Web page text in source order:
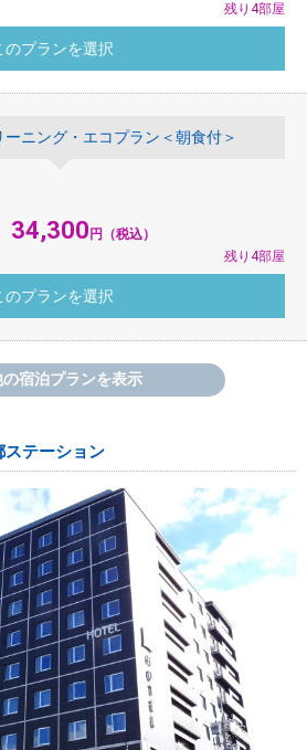
残り4部屋
ーニング・エコプラン＜朝食付＞
34,300 円（税込）
残り4部屋
の宿泊プランを表示
ステーション